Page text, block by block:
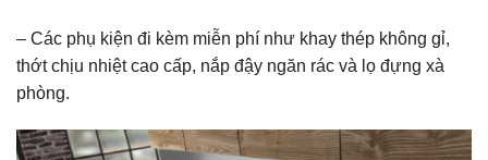
– Các phụ kiện đi kèm miễn phí như khay thép không gỉ,
thớt chịu nhiệt cao cấp, nắp đậy ngăn rác và lọ đựng xà
phòng.